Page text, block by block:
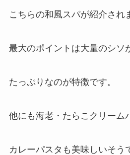
こちらの和風スパが紹介され
最大のポイントは大量のシソ
たっぷりなのが特徴です。
他にも海老・たらこクリーム
カレーパスタも美味しいそう